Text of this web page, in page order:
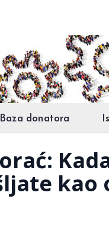
Baza donatora
kao